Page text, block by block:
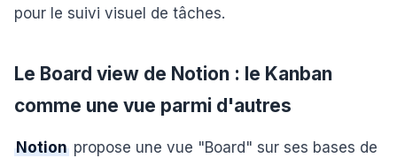
pour le suivi visuel de tâches.
Le Board view de Notion : le Kanban
comme une vue parmi d'autres
Notion propose une vue "Board" sur ses bases de